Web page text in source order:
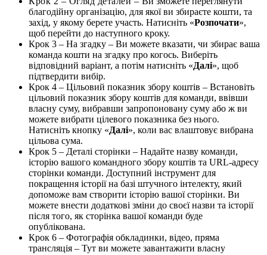
благодійну організацію, для якої ви збираєте кошти, та
захід, у якому берете участь. Натисніть «Розпочати»,
щоб перейти до наступного кроку.
Крок 3 – На згадку – Ви можете вказати, чи збирає ваша
команда кошти на згадку про когось. Виберіть
відповідний варіант, а потім натисніть «Далі», щоб
підтвердити вибір.
Крок 4 – Цільовий показник збору коштів – Встановіть
цільовий показник збору коштів для команди, ввівши
власну суму, вибравши запропоновану суму або ж ви
можете вибрати цілевого показника без нього.
Натисніть кнопку «Далі», коли вас влаштовує вибрана
цільова сума.
Крок 5 – Деталі сторінки – Надайте назву команди,
історію вашого командного збору коштів та URL-адресу
сторінки команди. Доступний інструмент для
покращення історії на базі штучного інтелекту, який
допоможе вам створити історію вашої сторінки. Ви
можете внести додаткові зміни до своєї назви та історії
після того, як сторінка вашої команди буде
опублікована.
Крок 6 – Фотографія обкладинки, відео, пряма
трансляція – Тут ви можете завантажити власну